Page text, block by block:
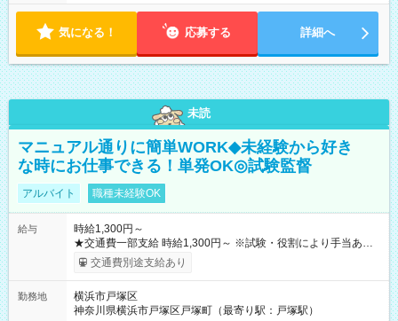
気になる！ 応募する 詳細へ
未読
マニュアル通りに簡単WORK◆未経験から好き
な時にお仕事できる！単発OK◎試験監督
アルバイト 職種未経験OK
給与
時給1,300円～
★交通費一部支給 時給1,300円～ ※試験・役割により手当あり
※勤務回数により昇給あり 【即給（前払い）オプションあ
り！】 希望される場合、勤務から1週間ほどで給与の一部を受け
例】 ・河合塾模擬試験 8:30～17:30（休憩1時間） 時給1,300円
×8時間＝日収10,400円＋交通費 ※当日の役割により時給＋100
交通費別途支給あり
勤務地
横浜市戸塚区
神奈川県横浜市戸塚区戸塚町（最寄り駅：戸塚駅）